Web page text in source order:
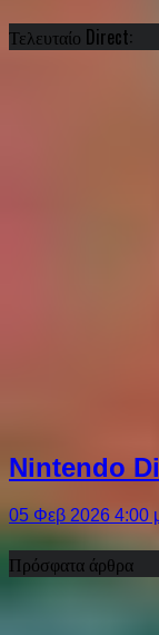
Τελευταίο Direct:
Nintendo
05 Φεβ 2026 4:00
Πρόσφατα άρθρα